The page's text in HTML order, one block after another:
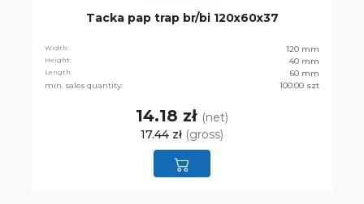
Tacka pap trap br/bi 120x60x37
Width: 120 mm
Height: 40 mm
Length:
60 mm
min. sales quantity:
100.00 szt
14.18 zł (net)
17.44 zł (gross)